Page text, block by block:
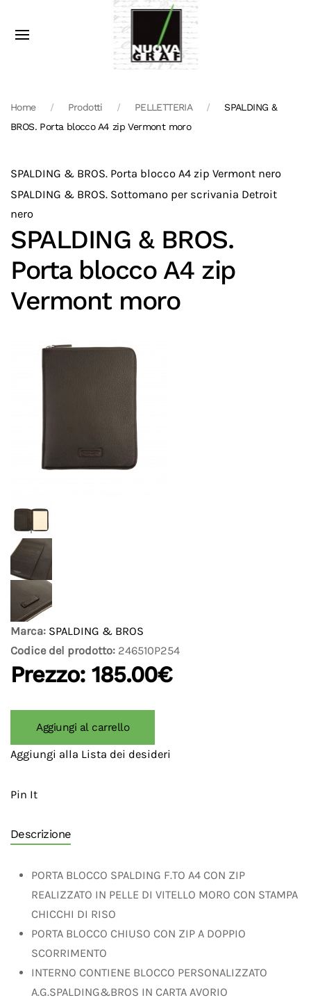
Home Prodotti PELLETTERIA
SPALDING &
BROS. Porta blocco A4 zip Vermont moro
SPALDING & BROS. Porta blocco A4 zip Vermont nero
SPALDING & BROS. Sottomano per scrivania Detroit
nero
SPALDING & BROS.
Porta blocco A4 zip
Vermont moro
Marca: SPALDING & BROS
Codice del prodotto: 246510P254
Prezzo: 185.00€
Aggiungi al carrello
Aggiungi alla Lista dei desideri
Pin It
Descrizione
PORTA BLOCCO SPALDING F.TO A4 CON ZIP
REALIZZATO IN PELLE DI VITELLO MORO CON STAMPA
CHICCHI DI RISO
PORTA BLOCCO CHIUSO CON ZIP A DOPPIO
SCORRIMENTO
INTERNO CONTIENE BLOCCO PERSONALIZZATO
A.G.SPALDING&BROS IN CARTA AVORIO